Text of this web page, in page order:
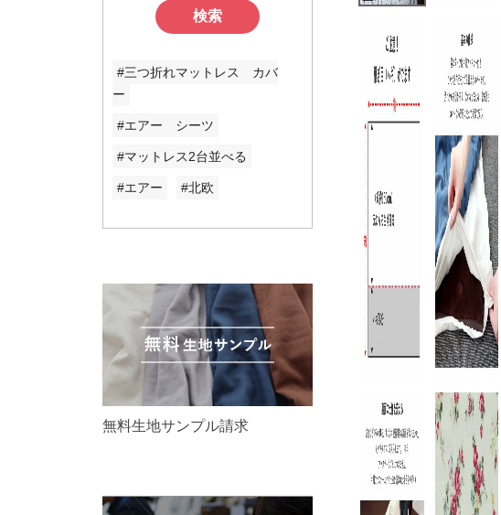
検索
#三つ折れマットレス カバ
ー
#エアー シーツ
#マットレス2台並べる
#エアー #北欧
無料生地サンプル請求